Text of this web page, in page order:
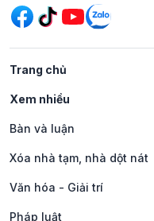
Trang chủ
Xem nhiều
Bàn và luận
Xóa nhà tạm, nhà dột nát
Văn hóa - Giải trí
Pháp luật